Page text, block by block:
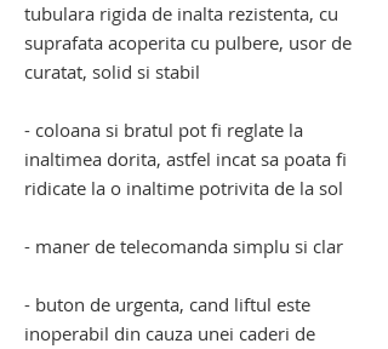
tubulara rigida de inalta rezistenta, cu
suprafata acoperita cu pulbere, usor de
curatat, solid si stabil
- coloana si bratul pot fi reglate la
inaltimea dorita, astfel incat sa poata fi
ridicate la o inaltime potrivita de la sol
- maner de telecomanda simplu si clar
- buton de urgenta, cand liftul este
inoperabil din cauza unei caderi de